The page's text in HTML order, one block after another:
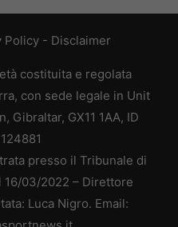
Policy- Disclaimer
costituita e regolata
con sede legale in Unit
Gibraltar, GX11 1AA, ID
presso il Tribunale di
16/03/2022 – Direttore
Luca Nigro. Email: